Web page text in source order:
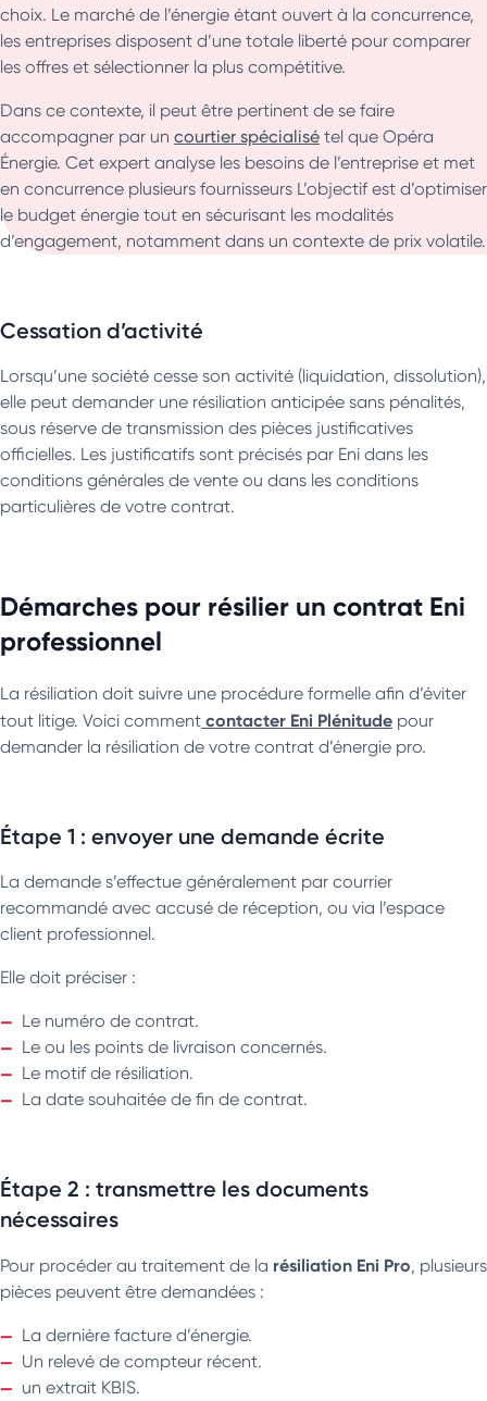
choix. Le marché de l’énergie étant ouvert à la concurrence,
les entreprises disposent d’une totale liberté pour comparer
les offres et sélectionner la plus compétitive.
Dans ce contexte, il peut être pertinent de se faire
accompagner par un courtier spécialisé tel que Opéra
Énergie. Cet expert analyse les besoins de l’entreprise et met
en concurrence plusieurs fournisseurs L’objectif est d’optimiser
le budget énergie tout en sécurisant les modalités
d’engagement, notamment dans un contexte de prix volatile.
Cessation d’activité
Lorsqu’une société cesse son activité (liquidation, dissolution),
elle peut demander une résiliation anticipée sans pénalités,
sous réserve de transmission des pièces justificatives
officielles. Les justificatifs sont précisés par Eni dans les
conditions générales de vente ou dans les conditions
particulières de votre contrat.
Démarches pour résilier un contrat Eni
professionnel
La résiliation doit suivre une procédure formelle afin d’éviter
tout litige. Voici comment contacter Eni Plénitude pour
demander la résiliation de votre contrat d’énergie pro.
Étape 1 : envoyer une demande écrite
La demande s’effectue généralement par courrier
recommandé avec accusé de réception, ou via l’espace
client professionnel.
Elle doit préciser :
Le numéro de contrat.
Le ou les points de livraison concernés.
Le motif de résiliation.
La date souhaitée de fin de contrat.
Étape 2 : transmettre les documents
nécessaires
Pour procéder au traitement de la résiliation Eni Pro, plusieurs
pièces peuvent être demandées :
La dernière facture d’énergie.
Un relevé de compteur récent.
un extrait KBIS.